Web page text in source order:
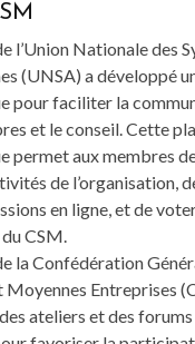
l’Union Nationale des
(UNSA) a développé
pour faciliter la
et le conseil. Cette
permet aux membres
de l’organisation,
en ligne, et de
CSM.
la Confédération
Moyennes Entreprises
ateliers et des